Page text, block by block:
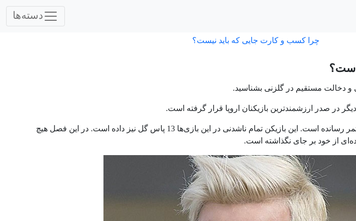
دسته‌ها
چرا کسب و کارت جایی که باید نیست؟
است؟
در صدر ارزشمندترین بازیکنان اروپا قرار گرفته است.
مسی در این فصل طی 37 بازی 38 گل به ثمر رسانده است. این بازیکن تمام‌ ناشدنی در این بازی‌ها 13 پاس گل نیز داده است. در این فصل هیچ
از خود بر جای نگذاشته است.